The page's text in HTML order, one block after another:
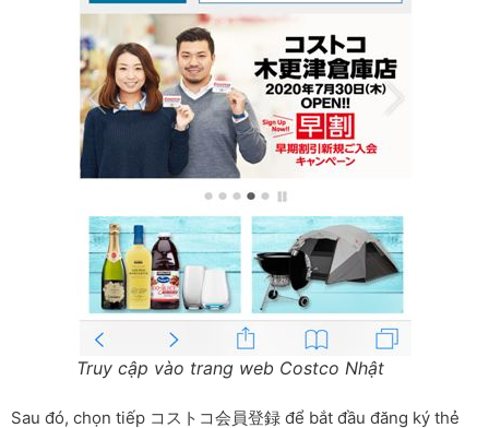
Truy cập vào trang web Costco Nhật
Sau đó, chọn tiếp コストコ会員登録 để bắt đầu đăng ký thẻ